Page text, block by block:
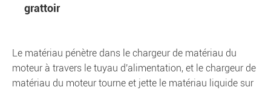
grattoir
Le matériau pénètre dans le chargeur de matériau du
moteur à travers le tuyau d'alimentation, et le chargeur de
matériau du moteur tourne et jette le matériau liquide sur